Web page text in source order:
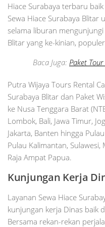
Hiace Surabaya terbaru
Sewa Hiace Surabaya Blitar
selama liburan
Blitar yang ke-kinian,
Baca Juga: Paket
Putra Wijaya Tours Rental
Surabaya Blitar dan Paket
ke Nusa Tenggara Barat
Lombok, Bali, Jawa Timur,
Jakarta, Banten hingga
Pulau Kalimantan,
Raja Ampat Papua.
Kunjungan Kerja
Layanan Sewa Hiace
kunjungan kerja Dinas baik
Bersama rekan-rekan